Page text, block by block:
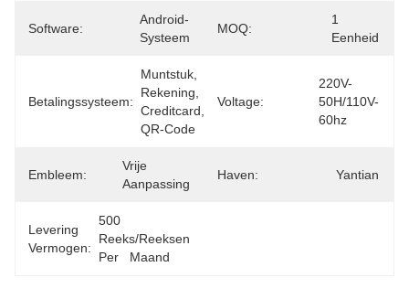
Software:
Android-
Systeem
MOQ:
1
Eenheid
Betalingssysteem:
Muntstuk,
Rekening,
Creditcard,
QR-Code
Voltage:
220V-
50H/110V-
60hz
Embleem:
Vrije
Aanpassing
Haven: Yantian
Levering
Vermogen:
500
Reeks/Reeksen
Per   Maand